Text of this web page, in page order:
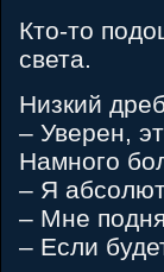
Кто-то
света.
Низкий
– Уверен,
Намного
– Я
– Мне
– Если